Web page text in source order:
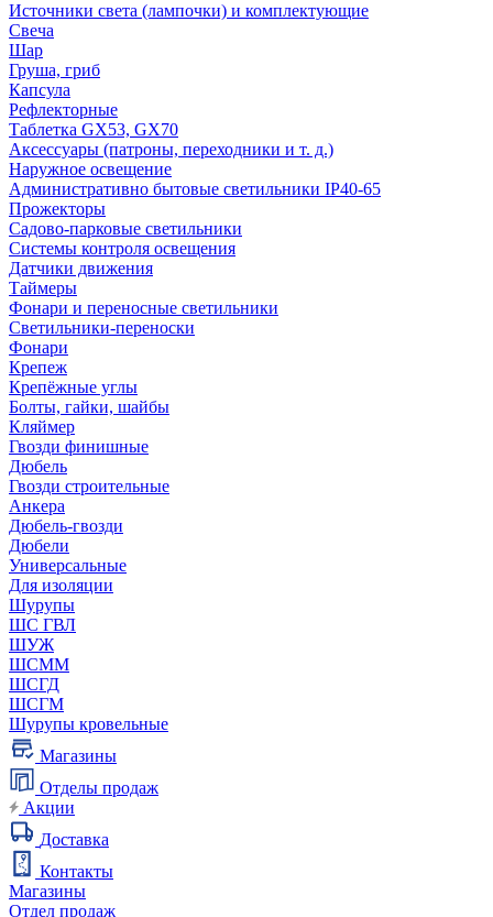
Источники света (лампочки) и комплектующие
Свеча
Шар
Груша, гриб
Капсула
Рефлекторные
Таблетка GX53, GX70
Аксессуары (патроны, переходники и т. д.)
Наружное освещение
Административно бытовые светильники IP40-65
Прожекторы
Садово-парковые светильники
Системы контроля освещения
Датчики движения
Таймеры
Фонари и переносные светильники
Светильники-переноски
Фонари
Крепеж
Крепёжные углы
Болты, гайки, шайбы
Кляймер
Гвозди финишные
Дюбель
Гвозди строительные
Анкера
Дюбель-гвозди
Дюбели
Универсальные
Для изоляции
Шурупы
ШС ГВЛ
ШУЖ
ШСММ
ШСГД
ШСГМ
Шурупы кровельные
Магазины
Отделы продаж
Акции
Доставка
Контакты
Магазины
Отдел продаж